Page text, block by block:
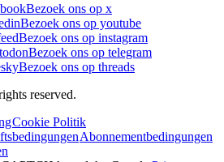
Bezoek ons op x
Bezoek ons op youtube
Bezoek ons op instagram
Bezoek ons op telegram
Bezoek ons op threads
reserved.
Cookie Politik
Abonnementbedingungen